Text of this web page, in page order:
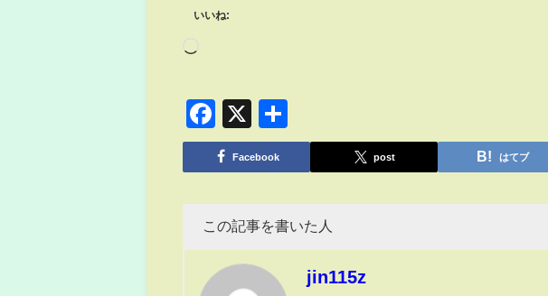
いいね:
Facebook
X
有
Facebook post はてブ
この記事を書いた人
jin115z